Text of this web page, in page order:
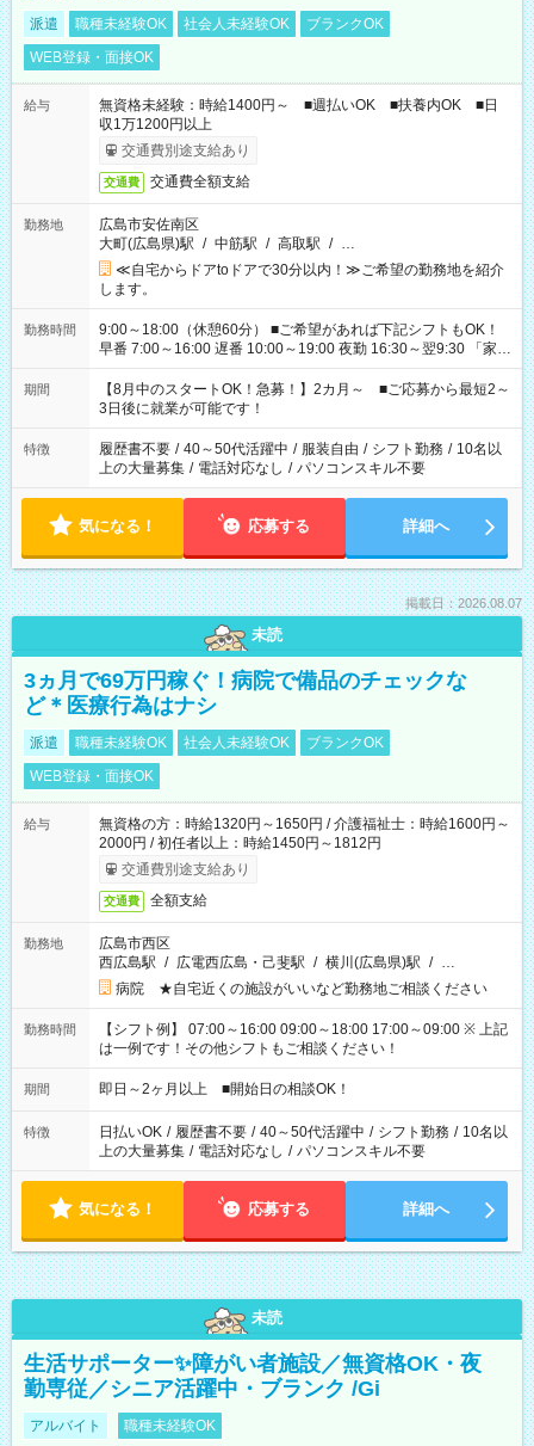
派遣 職種未経験OK 社会人未経験OK
ブランクOK
WEB登録・面接OK
給与
無資格未経験：時給1400円～ ■週払いOK ■扶養内OK ■日
収1万1200円以上
交通費別途支給あり
交通費 交通費全額支給
勤務地
広島市安佐南区
大町(広島県)駅 / 中筋駅 / 高取駅 / …
≪自宅からドアtoドアで30分以内！≫ご希望の勤務地を紹介
します。
勤務時間
9:00～18:00（休憩60分） ■ご希望があれば下記シフトもOK！
早番 7:00～16:00 遅番 10:00～19:00 夜勤 16:30～翌9:30 「家族
と休みを合わせたい」 「余裕を持って夕飯の準備がしたい」
「できれば残業はしたくない」 など、ご希望を教えてください
ね。 ※Wワーク希望の方へ 今ご覧のお仕事で希望する勤務時間
と、もう1つのお仕事の勤務時間。 合計で週40時間を超える場
合は応募できません。
期間
【8月中のスタートOK！急募！】2カ月～ ■ご応募から最短2～
3日後に就業が可能です！
特徴 履歴書不要 / 40～50代活躍中 / 服装自由 / シフト勤務 / 10名以
上の大量募集 / 電話対応なし / パソコンスキル不要
気になる！ 応募する 詳細へ
掲載日：2026.08.07
未読
3ヵ月で69万円稼ぐ！病院で備品のチェックな
ど＊医療行為はナシ
派遣 職種未経験OK 社会人未経験OK
ブランクOK
WEB登録・面接OK
給与
無資格の方：時給1320円～1650円 / 介護福祉士：時給1600円～
2000円 / 初任者以上：時給1450円～1812円
交通費別途支給あり
交通費 全額支給
勤務地
広島市西区
西広島駅 / 広電西広島・己斐駅 / 横川(広島県)駅 / …
病院 ★自宅近くの施設がいいなど勤務地ご相談ください
勤務時間
【シフト例】 07:00～16:00 09:00～18:00 17:00～09:00 ※ 上記
は一例です！その他シフトもご相談ください！
期間 即日～2ヶ月以上 ■開始日の相談OK！
特徴 日払いOK / 履歴書不要 / 40～50代活躍中 / シフト勤務 / 10名以
上の大量募集 / 電話対応なし / パソコンスキル不要
気になる！ 応募する 詳細へ
未読
生活サポーター✨障がい者施設／無資格OK・夜
勤専従／シニア活躍中・ブランク /Gi
アルバイト 職種未経験OK